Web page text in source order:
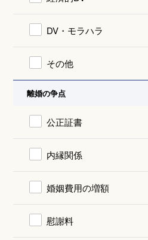
DV・モラハラ
その他
離婚の争点
公正証書
内縁関係
婚姻費用の増額
慰謝料